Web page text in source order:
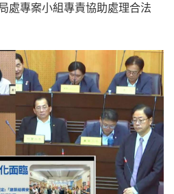
處專案小組專責協助處理合法